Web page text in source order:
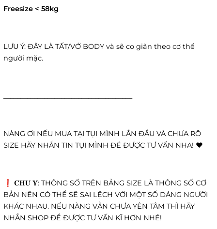
Freesize < 58kg
LƯU Ý: ĐÂY LÀ TẤT/VỚ BODY và sẽ co giãn theo cơ thể
người mặc.
NÀNG ƠI NẾU MUA TẠI TỤI MÌNH LẦN ĐẦU VÀ CHƯA RÕ
SIZE HÃY NHẮN TIN TỤI MÌNH ĐỂ ĐƯỢC TƯ VẤN NHA! ❤️
❗️ 𝐂𝐇𝐔́ 𝐘́: THÔNG SỐ TRÊN BẢNG SIZE LÀ THÔNG SỐ CƠ
BẢN NÊN CÓ THỂ SẼ SAI LỆCH VỚI MỘT SỐ DÁNG NGƯỜI
KHÁC NHAU. NẾU NÀNG VẪN CHƯA YÊN TÂM THÌ HÃY
NHẮN SHOP ĐỂ ĐƯỢC TƯ VẤN KĨ HƠN NHÉ!